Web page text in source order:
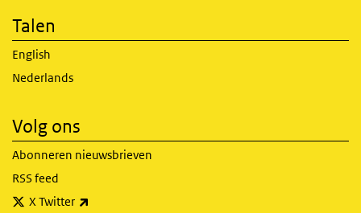
Talen
English
Nederlands
Volg ons
Abonneren nieuwsbrieven
RSS feed
X Twitter